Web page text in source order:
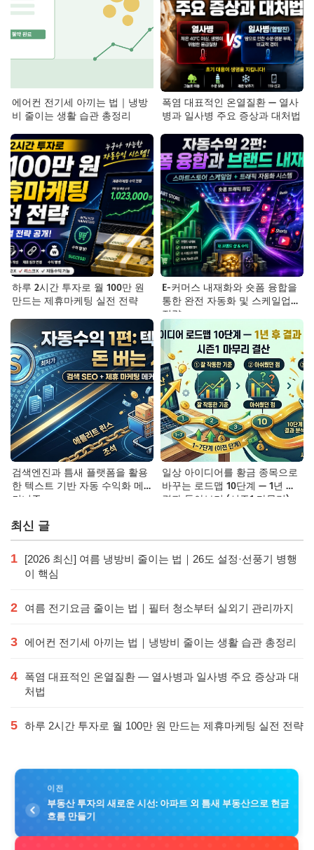
에어컨 전기세 아끼는 법｜냉방
비 줄이는 생활 습관 총정리
폭염 대표적인 온열질환 — 열사
병과 일사병 주요 증상과 대처법
하루 2시간 투자로 월 100만 원
만드는 제휴마케팅 실전 전략
E-커머스 내재화와 숏폼 융합을
통한 완전 자동화 및 스케일업
전략
검색엔진과 틈새 플랫폼을 활용
한 텍스트 기반 자동 수익화 메
커니즘
일상 아이디어를 황금 종목으로
바꾸는 로드맵 10단계 — 1년 후
결과 돌아보기 (시즌1 마무리)
최신 글
1
[2026 최신] 여름 냉방비 줄이는 법｜26도 설정·선풍기 병행
이 핵심
2 여름 전기요금 줄이는 법｜필터 청소부터 실외기 관리까지
3 에어컨 전기세 아끼는 법｜냉방비 줄이는 생활 습관 총정리
4
폭염 대표적인 온열질환 — 열사병과 일사병 주요 증상과 대
처법
5 하루 2시간 투자로 월 100만 원 만드는 제휴마케팅 실전 전략
이전
부동산 투자의 새로운 시선: 아파트 외 틈새 부동산으로 현금
흐름 만들기